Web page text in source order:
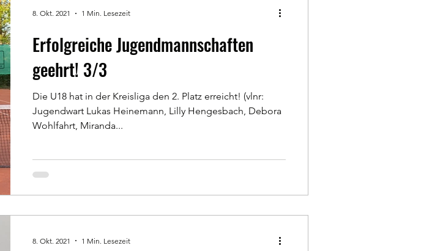
Erfolgreiche Jugendmannschaften
geehrt! 3/3
Die U18 hat in der Kreisliga den 2. Platz erreicht! (vlnr:
Jugendwart Lukas Heinemann, Lilly Hengesbach, Debora
Wohlfahrt, Miranda...
8. Okt. 2021 1 Min. Lesezeit
8. Okt. 2021 1 Min. Lesezeit